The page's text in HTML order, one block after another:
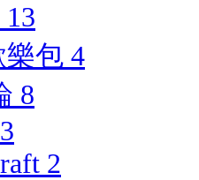
13
樂包 4
8
3
2